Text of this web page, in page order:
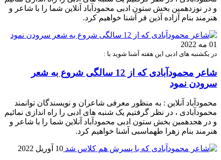
و در نوزدهمین بخش ستون ادبى محمودآباد آنلاين شما را با شاعر و
هنرمند بنام آزاده آذین فر آشنا خواهیم کرد.
01 مه 2022
در یکشنبه های ادبی این هفته آشنا شوید با :
شاعر محمودآبادی که از 12 سالگی شروع به شعر
سرودن نمود
محمودآباد آنلاین : به منظور معرفی شاعران و نویسندگان توانمند
محمودآبادی ، در نظر گرفتیم یک شنبه های ادبی را راه اندازی نمائیم
و در هجدهمین بخش ستون ادبى محمودآباد آنلاين شما را با شاعر و
هنرمند بنام زهرا طهماسبی آشنا خواهیم کرد.
10 آوریل 2022